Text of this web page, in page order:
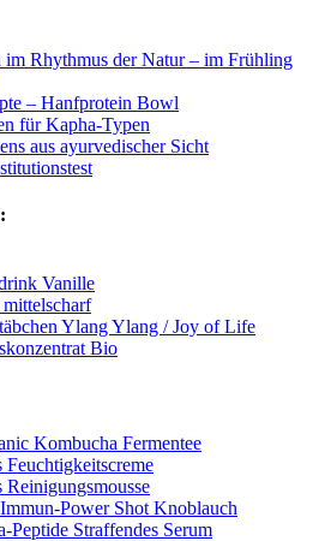
im Rhythmus der Natur – im Frühling
– Hanfprotein Bowl
für Kapha-Typen
aus ayurvedischer Sicht
Vanille
Ylang Ylang / Joy of Life
Bio
Kombucha Fermentee
Power Shot Knoblauch
Peptide Straffendes Serum